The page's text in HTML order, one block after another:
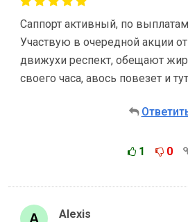
Саппорт активный, по
Участвую в очередной акции от
движухи респект, обещают
своего часа, авось повезет и
1 0
Alexis